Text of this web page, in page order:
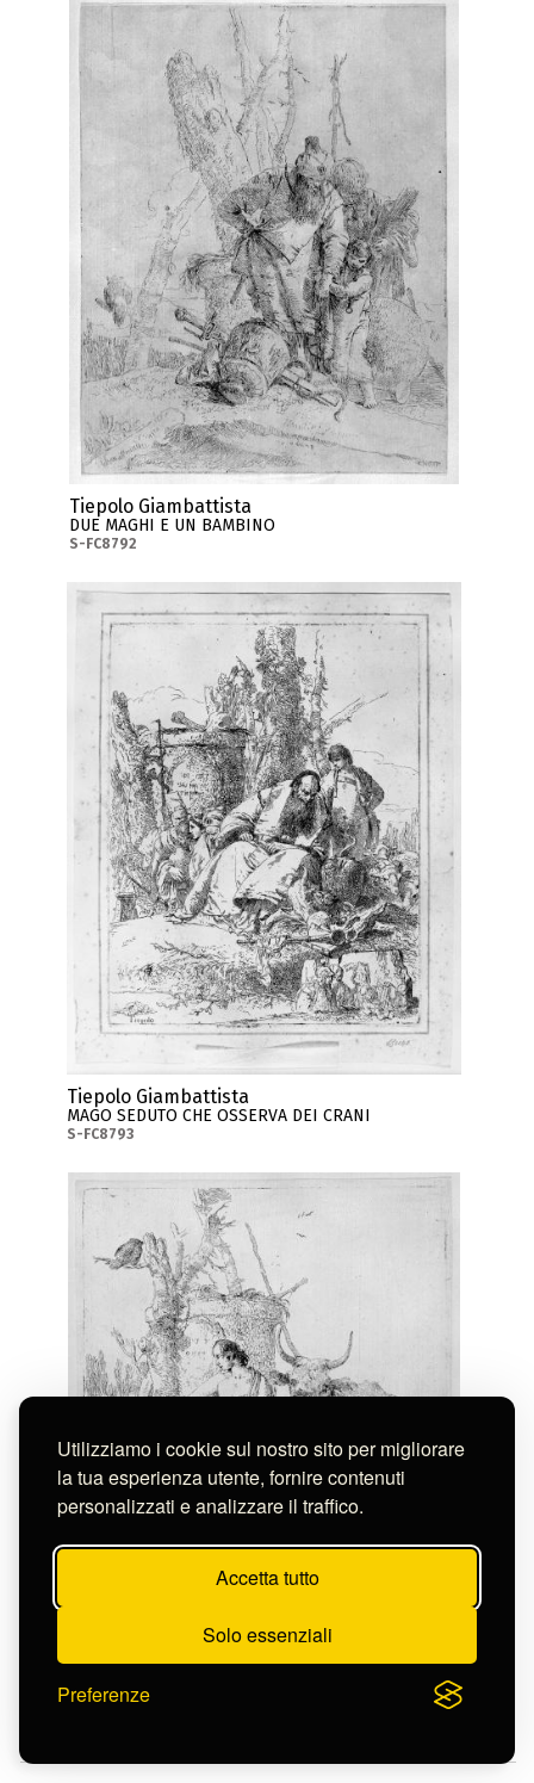
Utilizziamo i cookie sul nostro sito per migliorare
la tua esperienza utente, fornire contenuti
personalizzati e analizzare il traffico.
Accetta tutto
Solo essenziali
Preferenze
Tiepolo Giambattista
DUE MAGHI E UN BAMBINO
S-FC8792
Tiepolo Giambattista
MAGO SEDUTO CHE OSSERVA DEI CRANI
S-FC8793
Tiepolo Giambattista
MAGO CON SCIMMIA